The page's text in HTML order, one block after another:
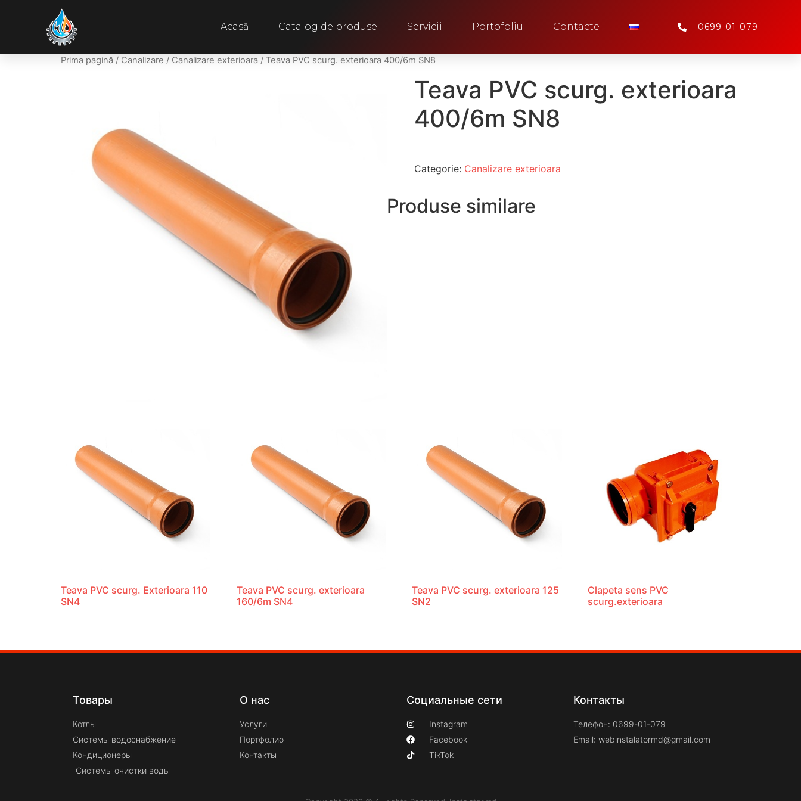
Acasă Catalog de produse Servicii Portofoliu Contacte 0699-01-079
Prima pagină / Canalizare / Canalizare exterioara / Teava PVC scurg. exterioara 400/6m SN8
Teava PVC scurg. exterioara
400/6m SN8
Categorie: Canalizare exterioara
Produse similare
Teava PVC scurg. Exterioara 110
SN4
Teava PVC scurg. exterioara
160/6m SN4
Teava PVC scurg. exterioara 125
SN2
Clapeta sens PVC
scurg.exterioara
Товары
Котлы
Системы водоснабжение
Кондиционеры
Системы очистки воды
О нас
Услуги
Портфолио
Контакты
Социальные сети
Instagram
Facebook
TikTok
Контакты
Телефон: 0699-01-079
Email: webinstalatormd@gmail.com